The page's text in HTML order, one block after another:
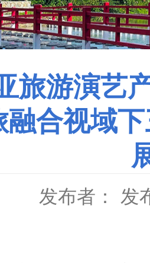
旅游演艺
融合视域
发布者： 发